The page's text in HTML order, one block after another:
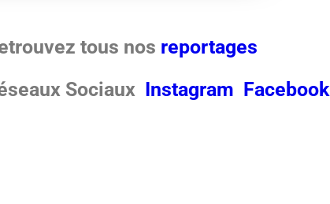
tous nos reportages
Sociaux Instagram Facebook